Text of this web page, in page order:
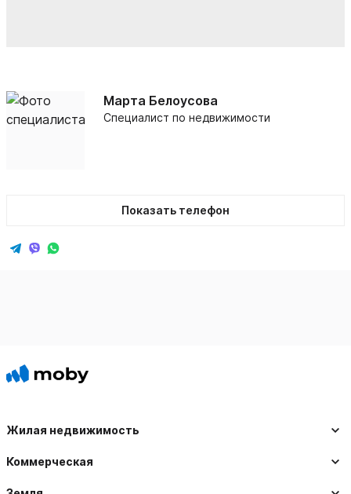
Марта Белоусова
Специалист по недвижимости
Показать телефон
Жилая недвижимость
Коммерческая